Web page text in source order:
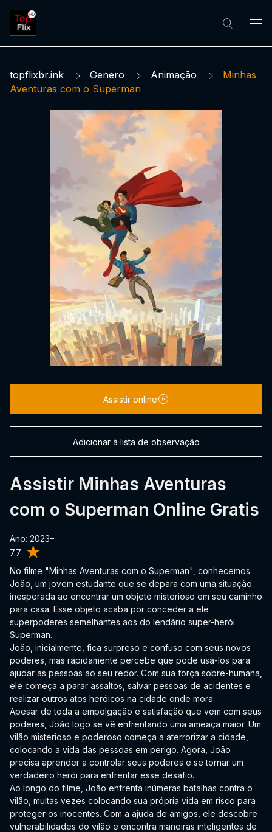
topflixbr.ink Genero Animação
Minhas
Aventuras com o Superman
7.7
Assistir Minhas Aventuras
com o Superman Online Gratis
Ano: 2023–
No filme "Minhas Aventuras com o Superman", conhecemos
João, um jovem estudante que se depara com uma situação
inesperada ao encontrar um objeto misterioso em seu caminho
para casa. Esse objeto acaba por conceder a ele
superpoderes semelhantes aos do lendário super-herói
Superman.
João, inicialmente, fica surpreso e confuso com seus novos
poderes, mas rapidamente percebe que pode usá-los para
ajudar as pessoas ao seu redor. Com sua força sobre-humana,
ele começa a parar assaltos, salvar pessoas de acidentes e
realizar outros atos heróicos na cidade onde mora.
Apesar de toda a empolgação e satisfação que vem com seus
poderes, João logo se vê enfrentando uma ameaça maior. Um
vilão misterioso e poderoso começa a aterrorizar a cidade,
colocando a vida das pessoas em perigo. Agora, João
precisa aprender a controlar seus poderes e se tornar um
verdadeiro herói para enfrentar esse desafio.
Ao longo do filme, João enfrenta inúmeras batalhas contra o
vilão, muitas vezes colocando sua própria vida em risco para
proteger os inocentes. Com a ajuda de amigos, ele descobre
vulnerabilidades do vilão e encontra maneiras inteligentes de
Assistir online
Adicionar à lista de observação